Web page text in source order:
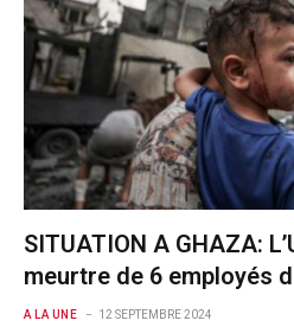
SITUATION A GHAZA:
meurtre de 6 employés
A LA UNE 12 SEPTEMBRE 2024